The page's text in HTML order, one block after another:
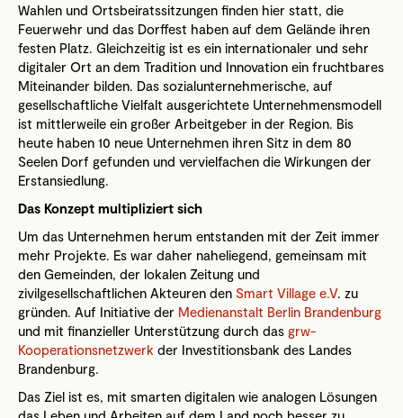
Wahlen und Ortsbeiratssitzungen finden hier statt, die
Feuerwehr und das Dorffest haben auf dem Gelände ihren
festen Platz. Gleichzeitig ist es ein internationaler und sehr
digitaler Ort an dem Tradition und Innovation ein fruchtbares
Miteinander bilden. Das sozialunternehmerische, auf
gesellschaftliche Vielfalt ausgerichtete Unternehmensmodell
ist mittlerweile ein großer Arbeitgeber in der Region. Bis
heute haben 10 neue Unternehmen ihren Sitz in dem 80
Seelen Dorf gefunden und vervielfachen die Wirkungen der
Erstansiedlung.
Das Konzept multipliziert sich
Um das Unternehmen herum entstanden mit der Zeit immer
mehr Projekte. Es war daher naheliegend, gemeinsam mit
den Gemeinden, der lokalen Zeitung und
zivilgesellschaftlichen Akteuren den Smart Village e.V. zu
gründen. Auf Initiative der Medienanstalt Berlin Brandenburg
und mit finanzieller Unterstützung durch das grw-
Kooperationsnetzwerk der Investitionsbank des Landes
Brandenburg.
Das Ziel ist es, mit smarten digitalen wie analogen Lösungen